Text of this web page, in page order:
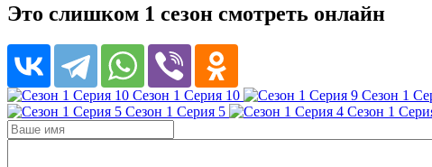
Это слишком 1 сезон смотреть онлайн
Сезон 1 Серия 10 Сезон 1
Сезон 1 Серия 5
Сезон 1